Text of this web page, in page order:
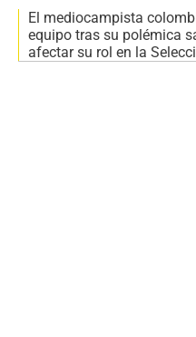
El mediocampista
equipo tras su polémica
afectar su rol en la